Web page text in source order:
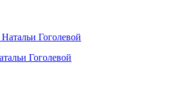
Гоголевой